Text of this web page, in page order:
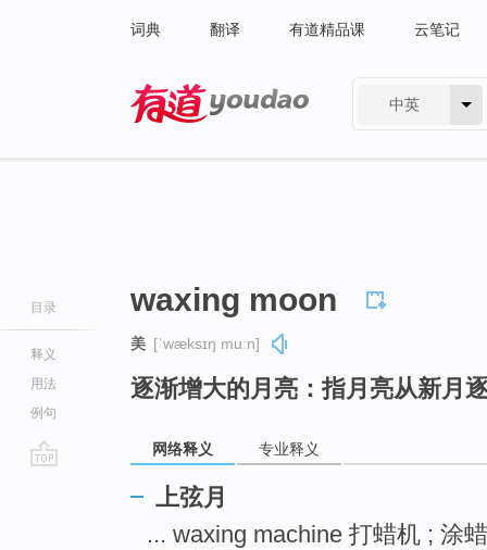
词典 翻译 有道精品课 云笔记
中英
目录
释义
用法
例句
waxing moon
美 [ˈwæksɪŋ muːn]
逐渐增大的月亮：指月亮从新月
网络释义 专业释义
上弦月
... waxing machine 打蜡机 ; 涂